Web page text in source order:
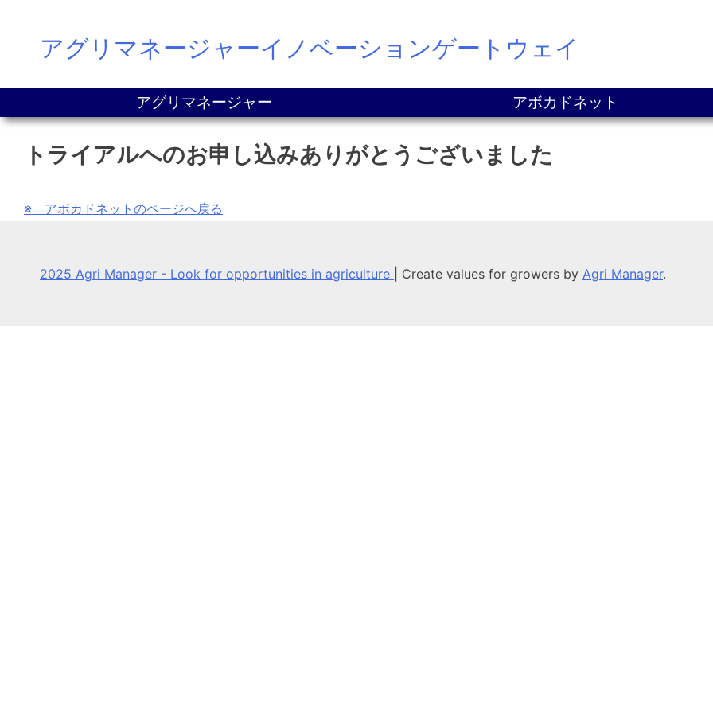
content
アグリマネージャーイノベーションゲートウェイ
アグリマネージャー アボカドネット
トライアルへのお申し込みありがとうございました
※ アボカドネットのページへ戻る
2025 Agri Manager - Look for opportunities in agriculture Create values for growers by Agri Manager.